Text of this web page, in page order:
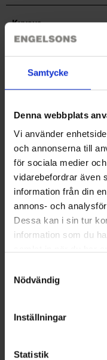
Samtycke
Denna webbplats
Vi använder
och annonserna till
för sociala medier
vidarebefordrar även
information från din
annons- och
Dessa kan i sin tur
information som du
Nödvändig
Inställningar
Statistik
Kuvaus
Säilytä
kilville, jotka on
tammesta.
Tekniset tiedot
Saatat myös
Mjoelner Hunting Metal